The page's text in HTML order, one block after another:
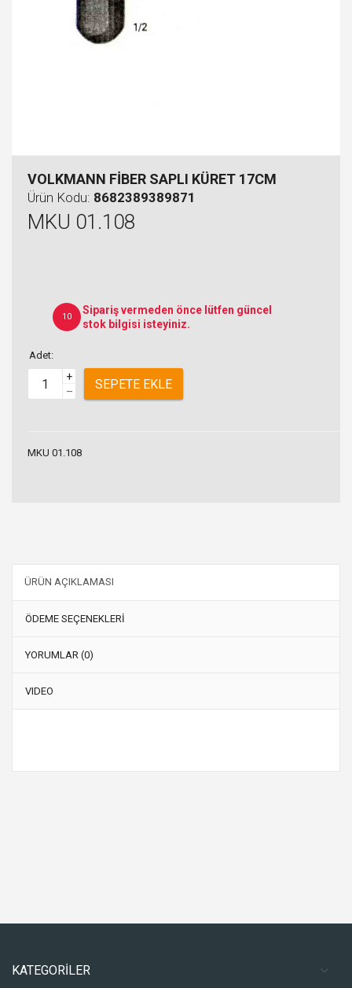
VOLKMANN FİBER SAPLI KÜRET 17CM
Ürün Kodu: 8682389389871
MKU 01.108
10
Sipariş vermeden önce lütfen güncel
stok bilgisi isteyiniz.
Adet:
+
–
SEPETE EKLE
MKU 01.108
ÜRÜN AÇIKLAMASI
ÖDEME SEÇENEKLERİ
YORUMLAR (0)
VIDEO
KATEGORİLER